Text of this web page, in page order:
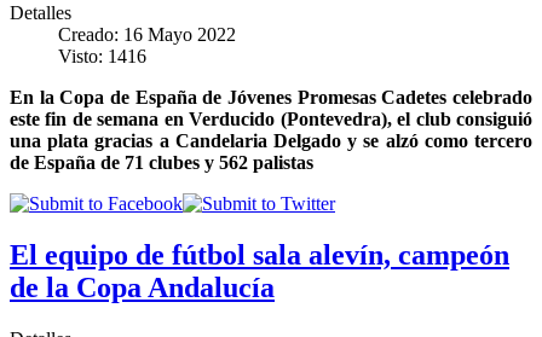
Detalles
Creado: 16 Mayo 2022
Visto: 1416
En la Copa de España de Jóvenes Promesas Cadetes celebrado
este fin de semana en Verducido (Pontevedra), el club consiguió
una plata gracias a Candelaria Delgado y se alzó como tercero
de España de 71 clubes y 562 palistas
El equipo de fútbol sala alevín, campeón
de la Copa Andalucía